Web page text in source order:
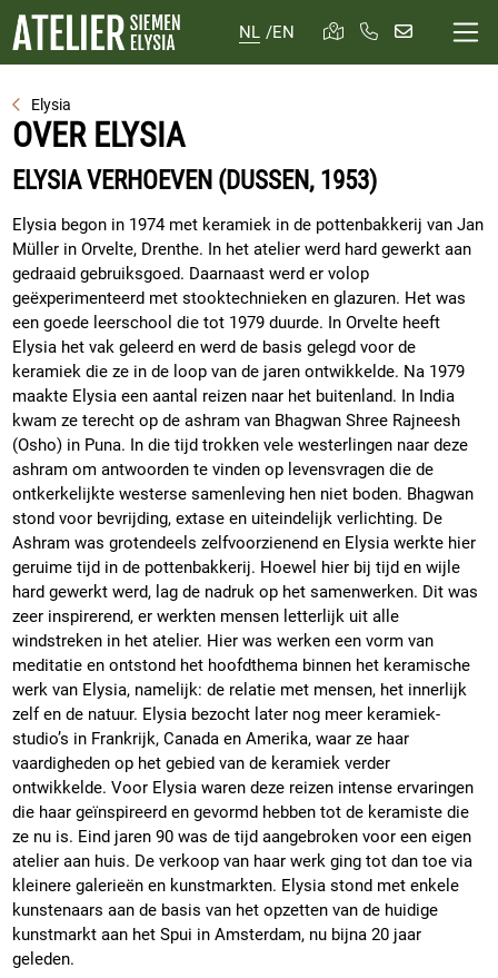
NL /EN
Elysia
OVER ELYSIA
ELYSIA VERHOEVEN (DUSSEN, 1953)
Elysia begon in 1974 met keramiek in de pottenbakkerij van Jan
Müller in Orvelte, Drenthe. In het atelier werd hard gewerkt aan
gedraaid gebruiksgoed. Daarnaast werd er volop
geëxperimenteerd met stooktechnieken en glazuren. Het was
een goede leerschool die tot 1979 duurde. In Orvelte heeft
Elysia het vak geleerd en werd de basis gelegd voor de
keramiek die ze in de loop van de jaren ontwikkelde. Na 1979
maakte Elysia een aantal reizen naar het buitenland. In India
kwam ze terecht op de ashram van Bhagwan Shree Rajneesh
(Osho) in Puna. In die tijd trokken vele westerlingen naar deze
ashram om antwoorden te vinden op levensvragen die de
ontkerkelijkte westerse samenleving hen niet boden. Bhagwan
stond voor bevrijding, extase en uiteindelijk verlichting. De
Ashram was grotendeels zelfvoorzienend en Elysia werkte hier
geruime tijd in de pottenbakkerij. Hoewel hier bij tijd en wijle
hard gewerkt werd, lag de nadruk op het samenwerken. Dit was
zeer inspirerend, er werkten mensen letterlijk uit alle
windstreken in het atelier. Hier was werken een vorm van
meditatie en ontstond het hoofdthema binnen het keramische
werk van Elysia, namelijk: de relatie met mensen, het innerlijk
zelf en de natuur. Elysia bezocht later nog meer keramiek-
studio’s in Frankrijk, Canada en Amerika, waar ze haar
vaardigheden op het gebied van de keramiek verder
ontwikkelde. Voor Elysia waren deze reizen intense ervaringen
die haar geïnspireerd en gevormd hebben tot de keramiste die
ze nu is. Eind jaren 90 was de tijd aangebroken voor een eigen
atelier aan huis. De verkoop van haar werk ging tot dan toe via
kleinere galerieën en kunstmarkten. Elysia stond met enkele
kunstenaars aan de basis van het opzetten van de huidige
kunstmarkt aan het Spui in Amsterdam, nu bijna 20 jaar
geleden.